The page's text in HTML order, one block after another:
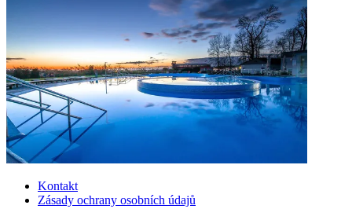
Kontakt
Zásady ochrany osobních údajů